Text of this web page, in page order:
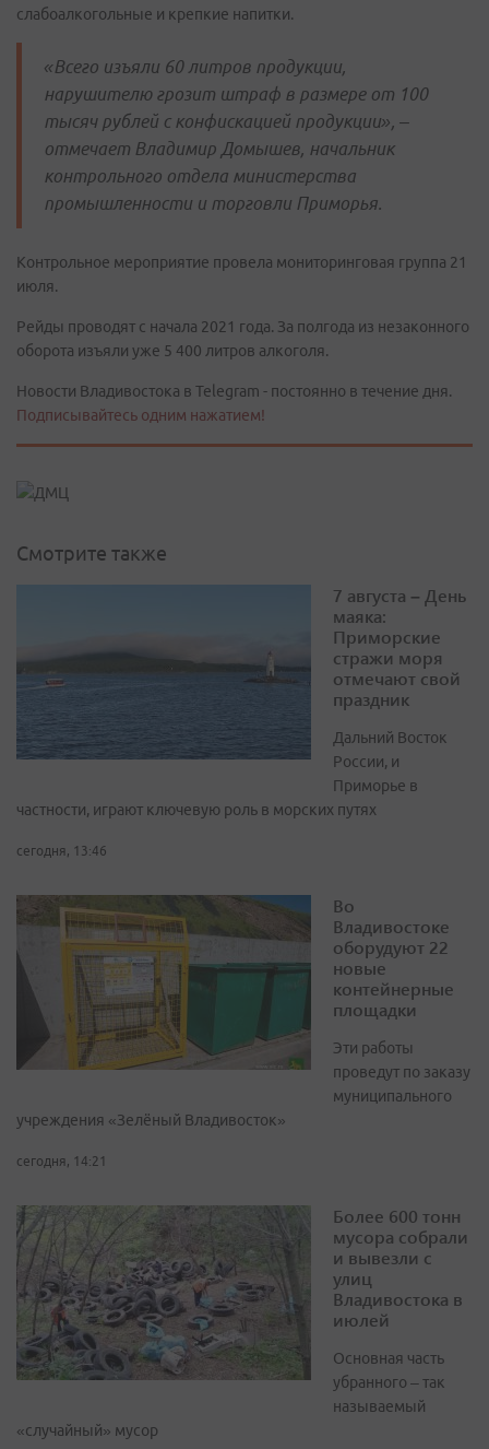
слабоалкогольные и крепкие напитки.
«Всего изъяли 60 литров продукции,
нарушителю грозит штраф в размере от 100
тысяч рублей с конфискацией продукции», –
отмечает Владимир Домышев, начальник
контрольного отдела министерства
промышленности и торговли Приморья.
Контрольное мероприятие провела мониторинговая группа 21
июля.
Рейды проводят с начала 2021 года. За полгода из незаконного
оборота изъяли уже 5 400 литров алкоголя.
Новости Владивостока в Telegram - постоянно в течение дня.
Подписывайтесь одним нажатием!
Смотрите также
7 августа – День
маяка:
Приморские
стражи моря
отмечают свой
праздник
Дальний Восток
России, и
Приморье в
частности, играют ключевую роль в морских путях
сегодня, 13:46
Во
Владивостоке
оборудуют 22
новые
контейнерные
площадки
Эти работы
проведут по заказу
муниципального
учреждения «Зелёный Владивосток»
сегодня, 14:21
Более 600 тонн
мусора собрали
и вывезли с
улиц
Владивостока в
июлей
Основная часть
убранного – так
называемый
«случайный» мусор